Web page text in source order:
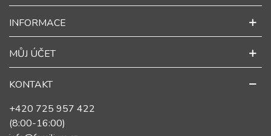
INFORMACE
MŮJ ÚČET
KONTAKT
+420 725 957 422
(8:00-16:00)